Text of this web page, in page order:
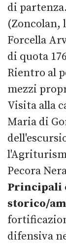
di partenza.
(Zoncolan,
Forcella
di quota
Rientro al
mezzi
Visita alla
Maria di
Pecora
Principali
storico/
difensiva